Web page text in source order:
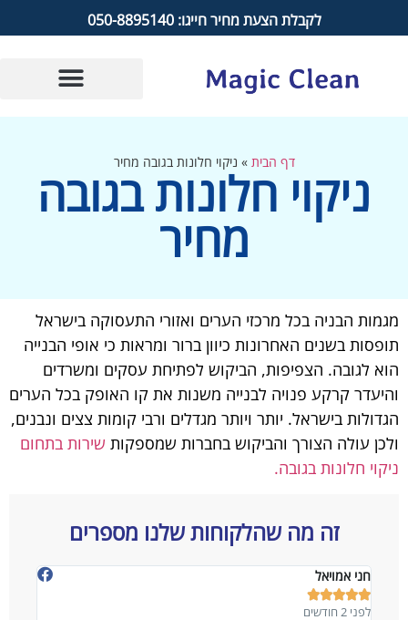
לקבלת הצעת מחיר חייגו: 050-8895140
דף הבית»ניקוי חלונות בגובה מחיר
ניקוי חלונות בגובה
מחיר
מגמות הבניה בכל מרכזי הערים ואזורי התעסוקה בישראל
תופסות בשנים האחרונות כיוון ברור ומראות כי אופי הבנייה
הוא לגובה. הצפיפות, הביקוש לפתיחת עסקים ומשרדים
והיעדר קרקע פנויה לבנייה משנות את קו האופק בכל הערים
הגדולות בישראל. יותר ויותר מגדלים ורבי קומות צצים ונבנים,
ולכן עולה הצורך והביקוש בחברות שמספקות שירות בתחום
ניקוי חלונות בגובה.
זה מה שהלקוחות שלנו מספרים